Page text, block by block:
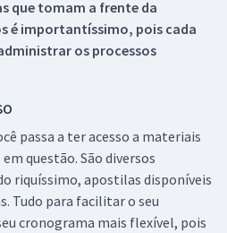
que tomam a frente da
é importantíssimo, pois cada
os processos
passa a ter acesso a materiais
questão. São diversos
riquíssimo, apostilas disponíveis
Tudo para facilitar o seu
cronograma mais flexível, pois